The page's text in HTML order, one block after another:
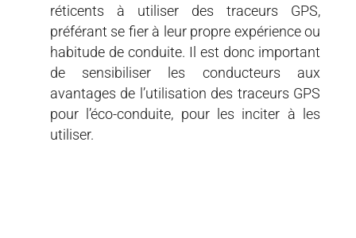
réticents à utiliser des traceurs GPS,
préférant se fier à leur propre expérience ou
habitude de conduite. Il est donc important
de sensibiliser les conducteurs aux
avantages de l’utilisation des traceurs GPS
pour l’éco-conduite, pour les inciter à les
utiliser.